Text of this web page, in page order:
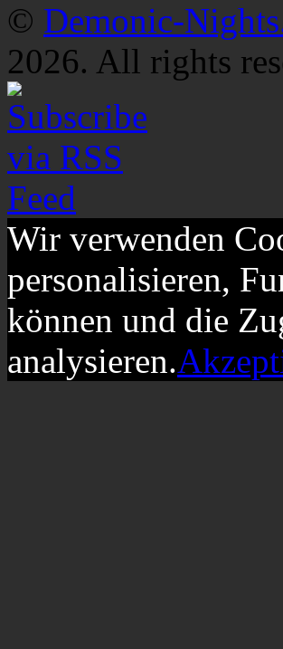
© Demonic-
2026. All rights
Wir verwenden
personalisieren,
können und die
analysieren.